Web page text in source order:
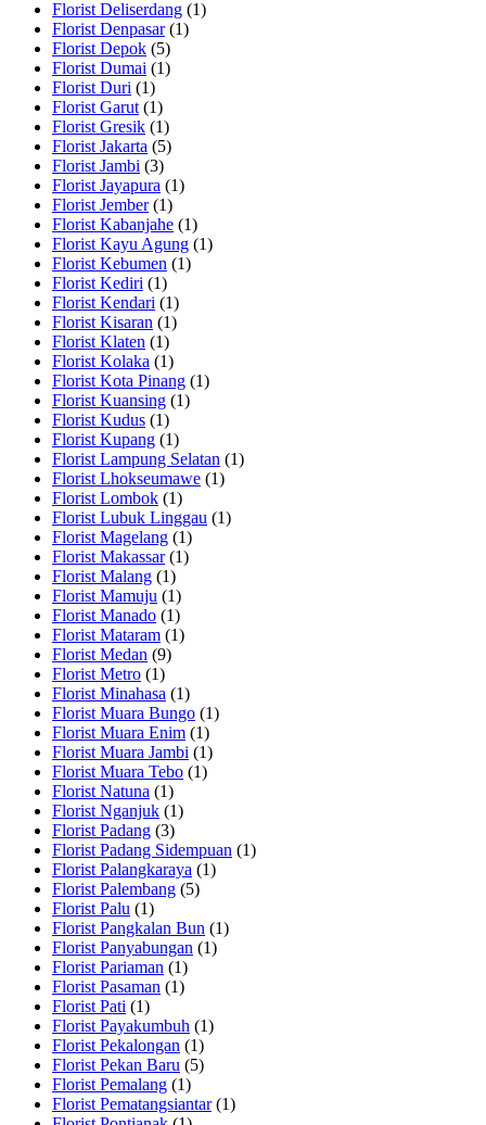
Florist Deliserdang (1)
Florist Denpasar(1)
Florist Depok (5)
Florist Dumai (1)
Florist Duri (1)
Florist Garut (1)
Florist Gresik (1)
Florist Jakarta (5)
Florist Jambi (3)
Florist Jayapura (1)
Florist Jember(1)
Florist Kabanjahe (1)
Florist Kayu Agung (1)
Florist Kebumen (1)
Florist Kediri (1)
Florist Kendari (1)
Florist Kisaran (1)
Florist Klaten (1)
Florist Kolaka (1)
Florist Kota Pinang (1)
Florist Kuansing (1)
Florist Kudus (1)
Florist Kupang (1)
Florist Lampung Selatan (1)
Florist Lhokseumawe (1)
Florist Lombok (1)
Florist Lubuk Linggau (1)
Florist Magelang (1)
Florist Makassar(1)
Florist Malang (1)
Florist Mamuju (1)
Florist Manado (1)
Florist Mataram (1)
Florist Medan (9)
Florist Metro (1)
Florist Minahasa (1)
Florist Muara Bungo (1)
Florist Muara Enim (1)
Florist Muara Jambi (1)
Florist Muara Tebo (1)
Florist Natuna (1)
Florist Nganjuk (1)
Florist Padang (3)
Florist Padang Sidempuan (1)
Florist Palangkaraya (1)
Florist Palembang (5)
Florist Palu (1)
Florist Pangkalan Bun (1)
Florist Panyabungan (1)
Florist Pariaman (1)
Florist Pasaman (1)
Florist Pati (1)
Florist Payakumbuh (1)
Florist Pekalongan (1)
Florist Pekan Baru (5)
Florist Pemalang (1)
Florist Pematangsiantar(1)